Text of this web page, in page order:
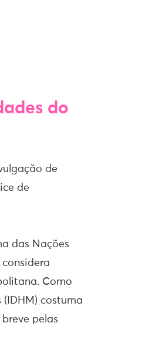
do
de
de
das Nações
Como
costuma
pelas